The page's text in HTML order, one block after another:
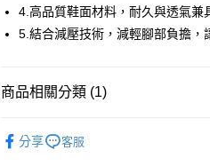
全家取貨付款
付款後全家取貨
4.高品質鞋面材料，耐久與透氣兼
5.結合減壓技術，減輕腳部負擔，
商品相關分類 (1)
分享
客服